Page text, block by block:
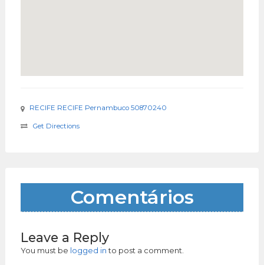
RECIFE RECIFE Pernambuco 50870240
Get Directions
Comentários
Leave a Reply
You must be logged into post a comment.